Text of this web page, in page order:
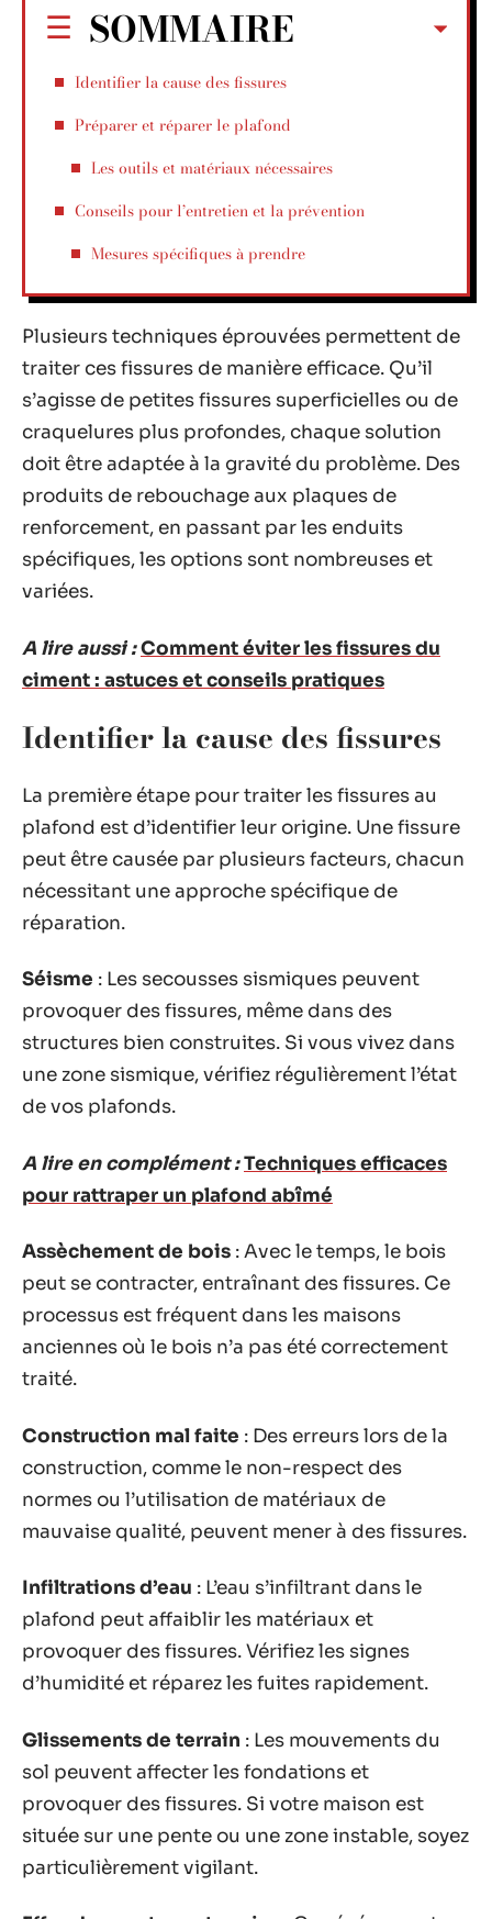
SOMMAIRE
Identifier la cause des fissures
Préparer et réparer le plafond
Les outils et matériaux nécessaires
Conseils pour l’entretien et la prévention
Mesures spécifiques à prendre
Plusieurs techniques éprouvées permettent de
traiter ces fissures de manière efficace. Qu’il
s’agisse de petites fissures superficielles ou de
craquelures plus profondes, chaque solution
doit être adaptée à la gravité du problème. Des
produits de rebouchage aux plaques de
renforcement, en passant par les enduits
spécifiques, les options sont nombreuses et
variées.
A lire aussi :Comment éviter les fissures du
ciment : astuces et conseils pratiques
Identifier la cause des fissures
La première étape pour traiter les fissures au
plafond est d’identifier leur origine. Une fissure
peut être causée par plusieurs facteurs, chacun
nécessitant une approche spécifique de
réparation.
Séisme : Les secousses sismiques peuvent
provoquer des fissures, même dans des
structures bien construites. Si vous vivez dans
une zone sismique, vérifiez régulièrement l’état
de vos plafonds.
A lire en complément :Techniques efficaces
pour rattraper un plafond abîmé
Assèchement de bois : Avec le temps, le bois
peut se contracter, entraînant des fissures. Ce
processus est fréquent dans les maisons
anciennes où le bois n’a pas été correctement
traité.
Construction mal faite : Des erreurs lors de la
construction, comme le non-respect des
normes ou l’utilisation de matériaux de
mauvaise qualité, peuvent mener à des fissures.
Infiltrations d’eau : L’eau s’infiltrant dans le
plafond peut affaiblir les matériaux et
provoquer des fissures. Vérifiez les signes
d’humidité et réparez les fuites rapidement.
Glissements de terrain : Les mouvements du
sol peuvent affecter les fondations et
provoquer des fissures. Si votre maison est
située sur une pente ou une zone instable, soyez
particulièrement vigilant.